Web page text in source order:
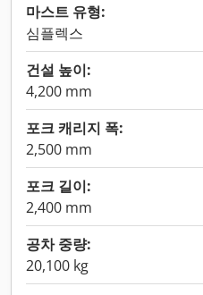
마스트 유형:
심플렉스
건설 높이:
4,200 mm
포크 캐리지 폭:
2,500 mm
포크 길이:
2,400 mm
공차 중량:
20,100 kg